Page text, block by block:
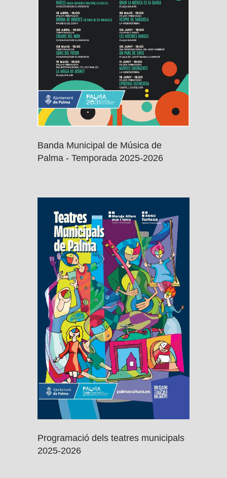
Banda Municipal de Música de
Palma - Temporada 2025-2026
Programació dels teatres municipals
2025-2026